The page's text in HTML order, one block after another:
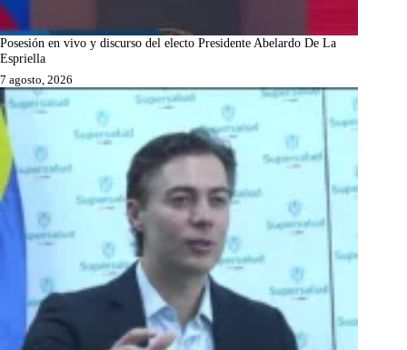
Posesión en vivo y discurso del electo Presidente Abelardo De La
Espriella
7 agosto, 2026